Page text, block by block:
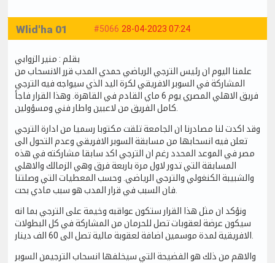
#5066 28-04-2023 07:24
Wlid'ha 01
بقلم : منير الزوابي
علمنا اليوم ان رئيس الترجي الرياضي حمدي المدب قرر الانسحاب من
المشاركة في السوبر الافريقي لكرة اليد الذي سيواجه فيه الترجي
فريق الاهلي المصري يوم 6 ماي القادم في القاهرة. وهذا القرار فاجأ
وقد اكدت لنا مصادرنا ان الجامعة تلقت مكتوبا رسميا من ادارة الترجي
تعلن فيه انسحابها من مسابقة السوبر الافريقي وعدم التحول الى
مصر في الموعد المحدد رغم ان الترجي اكد سابقا مشاركته في هذه
المسابقة التي تدور لاول مرة باربعة فرق وهي الزمالك والاهلي
والشبيبة الكنغولي والترجي الرياضي. وحسب المعطيات التي وصلتنا
ونؤكد ان مثل هذا القرار ستكون عواقبه وخيمة على الترجي بما انه
سيكون عرضة لعقوبات تصل للحرمان من المشاركة في كل البطولات
والاهم من ذلك هو الفضيحة التي سيخلفها انسحاب الترجيمن السوبر